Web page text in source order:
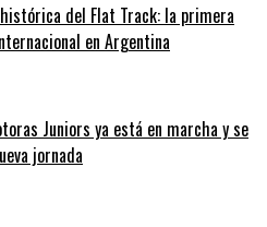
del Flat Track: la primera
en Argentina
Juniors ya está en marcha y se
jornada